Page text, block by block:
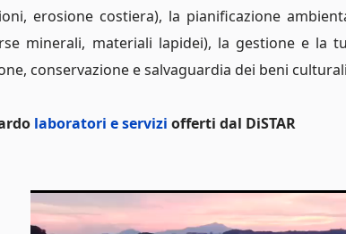
erosione costiera), la pianificazione
minerali, materiali lapidei), la gestione e
conservazione e salvaguardia dei beni
laboratori e servizi offerti dal DiSTAR